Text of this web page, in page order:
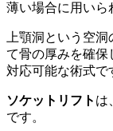
薄い場合に用いら
上顎洞という空洞
て骨の厚みを確保
対応可能な術式で
ソケットリフト は
です。